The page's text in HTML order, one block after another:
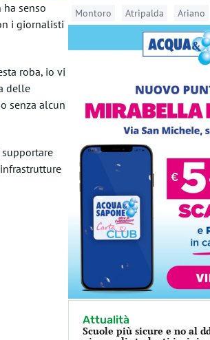
ha senso
i giornalisti
roba, io vi
delle
senza alcun
Montoro
Atripalda Ariano
Attualità
Scuole più sicure e no al